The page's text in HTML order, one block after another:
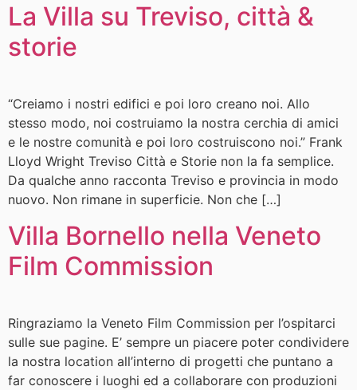
La Villa su Treviso, città &
storie
“Creiamo i nostri edifici e poi loro creano noi. Allo
stesso modo, noi costruiamo la nostra cerchia di amici
e le nostre comunità e poi loro costruiscono noi.” Frank
Lloyd Wright Treviso Città e Storie non la fa semplice.
Da qualche anno racconta Treviso e provincia in modo
nuovo. Non rimane in superficie. Non che […]
Villa Bornello nella Veneto
Film Commission
Ringraziamo la Veneto Film Commission per l’ospitarci
sulle sue pagine. E’ sempre un piacere poter condividere
la nostra location all’interno di progetti che puntano a
far conoscere i luoghi ed a collaborare con produzioni